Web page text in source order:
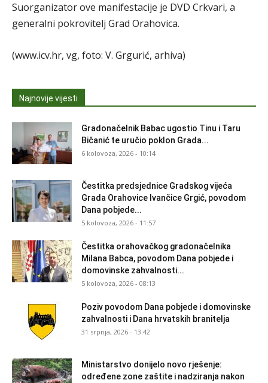
Suorganizator ove manifestacije je DVD Crkvari, a
generalni pokrovitelj Grad Orahovica.
(www.icv.hr, vg, foto: V. Grgurić, arhiva)
Najnovije vijesti
Gradonačelnik Babac ugostio Tinu i Taru
Bičanić te uručio poklon Grada...
6 kolovoza, 2026 - 10:14
Čestitka predsjednice Gradskog vijeća
Grada Orahovice Ivančice Grgić, povodom
Dana pobjede...
5 kolovoza, 2026 - 11:57
Čestitka orahovačkog gradonačelnika
Milana Babca, povodom Dana pobjede i
domovinske zahvalnosti...
5 kolovoza, 2026 - 08:13
Poziv povodom Dana pobjede i domovinske
zahvalnosti i Dana hrvatskih branitelja
31 srpnja, 2026 - 13:42
Ministarstvo donijelo novo rješenje:
određene zone zaštite i nadziranja nakon